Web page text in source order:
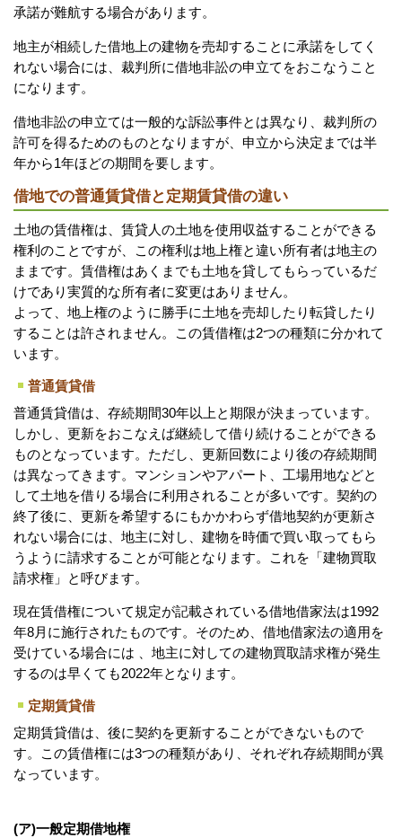
承諾が難航する場合があります。
地主が相続した借地上の建物を売却することに承諾をしてく
れない場合には、裁判所に借地非訟の申立てをおこなうこと
になります。
借地非訟の申立ては一般的な訴訟事件とは異なり、裁判所の
許可を得るためのものとなりますが、申立から決定までは半
年から1年ほどの期間を要します。
借地での普通賃貸借と定期賃貸借の違い
土地の賃借権は、賃貸人の土地を使用収益することができる
権利のことですが、この権利は地上権と違い所有者は地主の
ままです。賃借権はあくまでも土地を貸してもらっているだ
けであり実質的な所有者に変更はありません。
よって、地上権のように勝手に土地を売却したり転貸したり
することは許されません。この賃借権は2つの種類に分かれて
います。
普通賃貸借
普通賃貸借は、存続期間30年以上と期限が決まっています。
しかし、更新をおこなえば継続して借り続けることができる
ものとなっています。ただし、更新回数により後の存続期間
は異なってきます。マンションやアパート、工場用地などと
して土地を借りる場合に利用されることが多いです。契約の
終了後に、更新を希望するにもかかわらず借地契約が更新さ
れない場合には、地主に対し、建物を時価で買い取ってもら
うように請求することが可能となります。これを「建物買取
請求権」と呼びます。
現在賃借権について規定が記載されている借地借家法は1992
年8月に施行されたものです。そのため、借地借家法の適用を
受けている場合には 、地主に対しての建物買取請求権が発生
するのは早くても2022年となります。
定期賃貸借
定期賃貸借は、後に契約を更新することができないもので
す。この賃借権には3つの種類があり、それぞれ存続期間が異
なっています。
(ア)一般定期借地権